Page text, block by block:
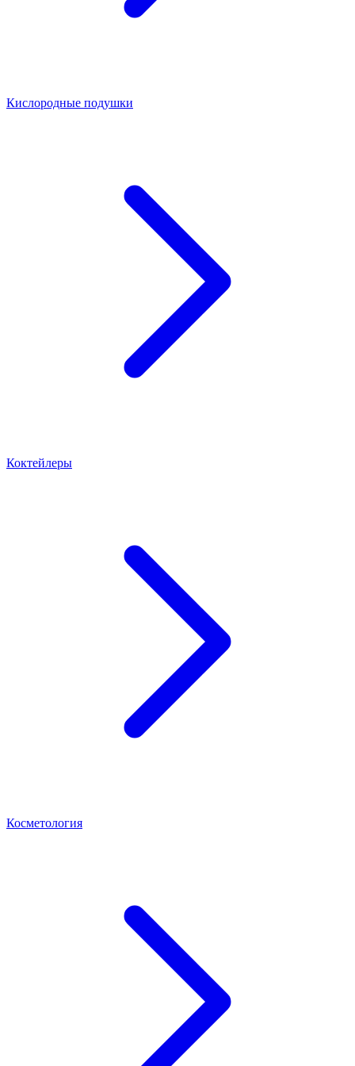
Кислородные подушки
Коктейлеры
Косметология